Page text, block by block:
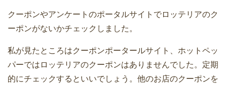
クーポンやアンケートのポータルサイトでロッテリアのク
ーポンがないかチェックしました。
私が見たところはクーポンポータールサイト、ホットペッ
パーではロッテリアのクーポンはありませんでした。定期
的にチェックするといいでしょう。他のお店のクーポンを